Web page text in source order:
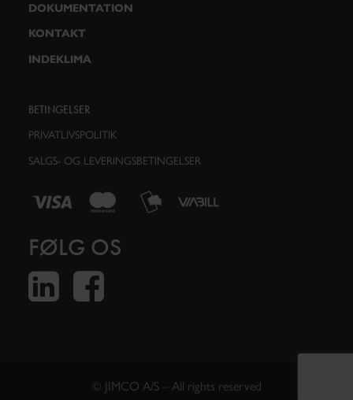
DOKUMENTATION
KONTAKT
INDEKLIMA
BETINGELSER
PRIVATLIVSPOLITIK
SALGS- OG LEVERINGSBETINGELSER
FØLG OS
© JIMCO A/S – All rights reserved​